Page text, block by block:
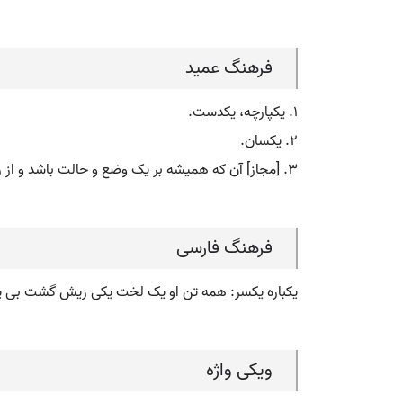
فرهنگ عمید
۱. یکپارچه، یکدست.
۲. یکسان.
۳. [مجاز] آن که همیشه بر یک وضع و حالت باشد و از روش خود برنگردد.
فرهنگ فارسی
یکباره یکسر: همه تن او یک لخت یکی ریش گشت
ویکی واژه